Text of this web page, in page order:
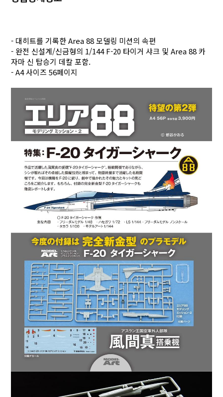
- 대히트를 기록한 Area 88 모델링 미션의 속편
- 완전 신설계/신금형의 1/144 F-20 타이거 샤크 및 Area 88 카
자마 신 탑승기 데칼 포함.
- A4 사이즈 56페이지